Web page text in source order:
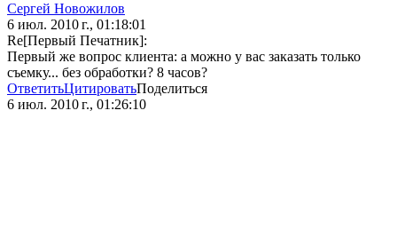
Сергей Новожилов
6 июл. 2010 г., 01:18:01
Re[Первый Печатник]:
Первый же вопрос клиента: а можно у вас заказать только
съемку... без обработки? 8 часов?
ОтветитьЦитироватьПоделиться
6 июл. 2010 г., 01:26:10